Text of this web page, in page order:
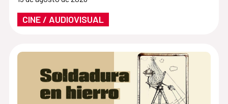
CINE / AUDIOVISUAL